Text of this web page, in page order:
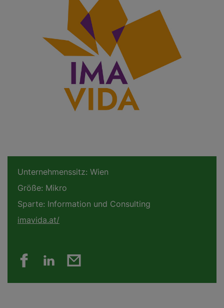
Unternehmenssitz: Wien
Größe: Mikro
Sparte: Information und Consulting
imavida.at/